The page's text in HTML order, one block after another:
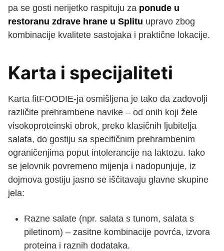
pa se gosti nerijetko raspituju za ponude u
restoranu zdrave hrane u Splitu upravo zbog
kombinacije kvalitete sastojaka i praktične lokacije.
Karta i specijaliteti
Karta fitFOODIE-ja osmišljena je tako da zadovolji
različite prehrambene navike – od onih koji žele
visokoproteinski obrok, preko klasičnih ljubitelja
salata, do gostiju sa specifičnim prehrambenim
ograničenjima poput intolerancije na laktozu. Iako
se jelovnik povremeno mijenja i nadopunjuje, iz
dojmova gostiju jasno se iščitavaju glavne skupine
jela:
Razne salate (npr. salata s tunom, salata s
piletinom) – zasitne kombinacije povrća, izvora
proteina i raznih dodataka.